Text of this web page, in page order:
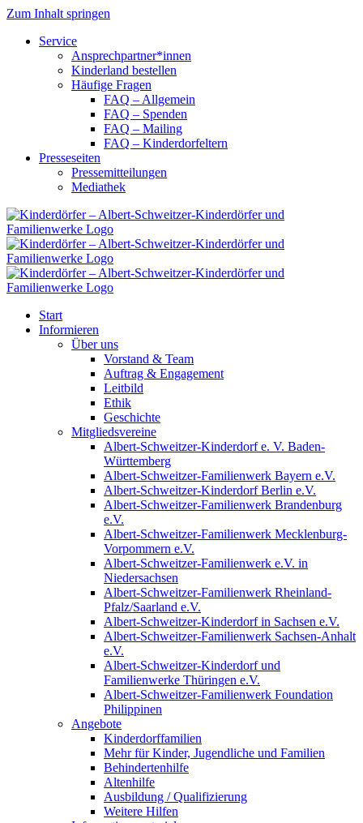
Zum Inhalt springen
Service
Ansprechpartner*innen
Kinderland bestellen
Häufige Fragen
FAQ – Allgemein
FAQ – Spenden
FAQ – Mailing
FAQ – Kinderdorfeltern
Presseseiten
Pressemitteilungen
Mediathek
Start
Informieren
Über uns
Vorstand & Team
Auftrag & Engagement
Leitbild
Ethik
Geschichte
Mitgliedsvereine
Albert-Schweitzer-Kinderdorf e. V. Baden-
Württemberg
Albert-Schweitzer-Familienwerk Bayern e.V.
Albert-Schweitzer-Kinderdorf Berlin e.V.
Albert-Schweitzer-Familienwerk Brandenburg
e.V.
Albert-Schweitzer-Familienwerk Mecklenburg-
Vorpommern e.V.
Albert-Schweitzer-Familienwerk e.V. in
Niedersachsen
Albert-Schweitzer-Familienwerk Rheinland-
Pfalz/Saarland e.V.
Albert-Schweitzer-Kinderdorf in Sachsen e.V.
Albert-Schweitzer-Familienwerk Sachsen-Anhalt
e.V.
Albert-Schweitzer-Kinderdorf und
Familienwerke Thüringen e.V.
Albert-Schweitzer-Familienwerk Foundation
Philippinen
Angebote
Kinderdorffamilien
Mehr für Kinder, Jugendliche und Familien
Behindertenhilfe
Altenhilfe
Ausbildung / Qualifizierung
Weitere Hilfen